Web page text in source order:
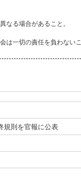
なる場合があること。
は一切の責任を負わないこ
規則を官報に公表